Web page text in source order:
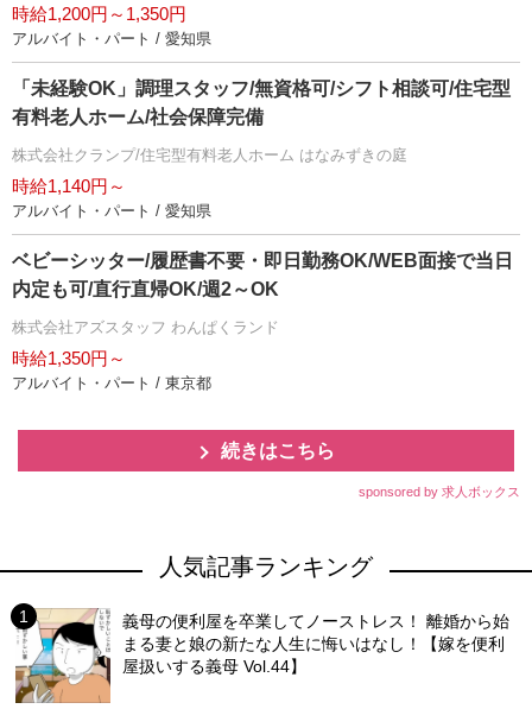
時給1,200円～1,350円
アルバイト・パート / 愛知県
「未経験OK」調理スタッフ/無資格可/シフト相談可/住宅型
有料老人ホーム/社会保障完備
株式会社クランプ/住宅型有料老人ホーム はなみずきの庭
時給1,140円～
アルバイト・パート / 愛知県
ベビーシッター/履歴書不要・即日勤務OK/WEB面接で当日
内定も可/直行直帰OK/週2～OK
株式会社アズスタッフ わんぱくランド
時給1,350円～
アルバイト・パート / 東京都
続きはこちら
sponsored by 求人ボックス
人気記事ランキング
義母の便利屋を卒業してノーストレス！ 離婚から始
まる妻と娘の新たな人生に悔いはなし！【嫁を便利
屋扱いする義母 Vol.44】